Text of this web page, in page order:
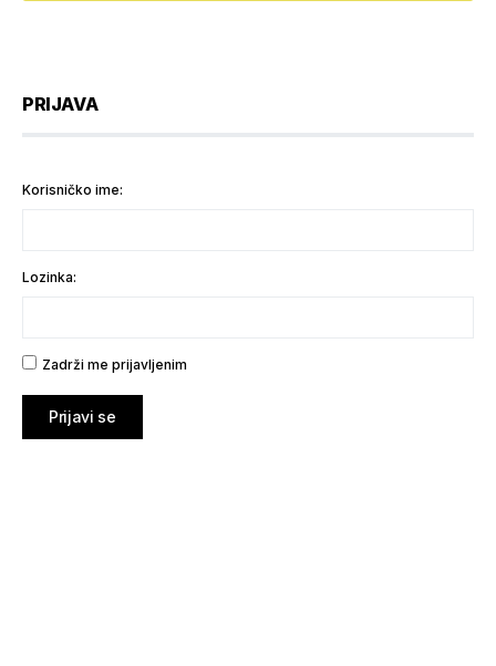
PRIJAVA
Korisničko ime:
Lozinka:
Zadrži me prijavljenim
Prijavi se